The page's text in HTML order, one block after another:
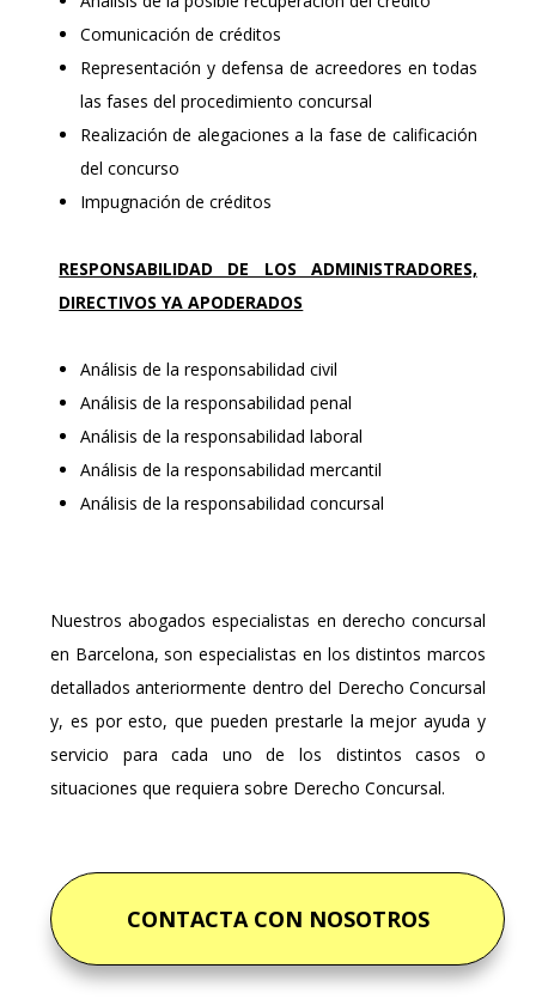
Comunicación de créditos
Representación y defensa de acreedores en todas
las fases del procedimiento concursal
Realización de alegaciones a la fase de calificación
del concurso
Impugnación de créditos
RESPONSABILIDAD DE LOS ADMINISTRADORES,
DIRECTIVOS YA APODERADOS
Análisis de la responsabilidad civil
Análisis de la responsabilidad penal
Análisis de la responsabilidad laboral
Análisis de la responsabilidad mercantil
Análisis de la responsabilidad concursal
Nuestros abogados especialistas en derecho concursal
en Barcelona, son especialistas en los distintos marcos
detallados anteriormente dentro del Derecho Concursal
y, es por esto, que pueden prestarle la mejor ayuda y
servicio para cada uno de los distintos casos o
situaciones que requiera sobre Derecho Concursal.
CONTACTA CON NOSOTROS